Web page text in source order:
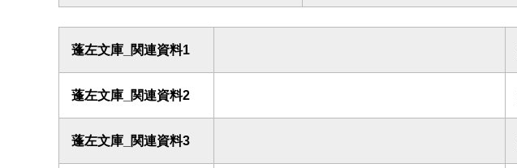
蓬左文庫_関連資料1
蓬左文庫_関連資料2
蓬左文庫_関連資料3